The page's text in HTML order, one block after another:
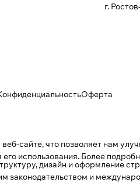
г.
Оферта
дизайн и оформление
законодательством и
сайте, что позволяет нам
использования. Более